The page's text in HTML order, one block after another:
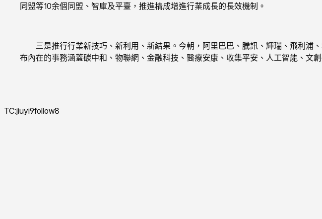
同盟等10余個同盟、智庫及平臺，推進構成增進行業成長的長效機制。
三是推行行業新技巧、新利用、新結果。今朝，阿里巴巴、騰訊、輝瑞、飛利浦
布內在的事務涵蓋碳中和、物聯網、金融科技、醫療安康、收集平安、人工智能、文
TC:jiuyi9follow8